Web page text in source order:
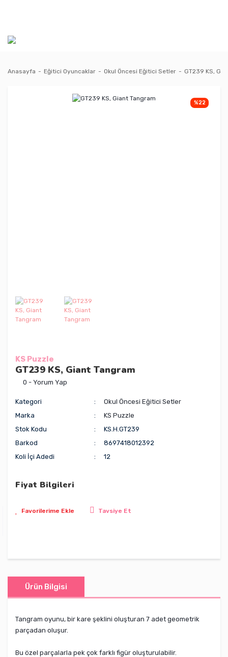
Anasayfa Eğitici Oyuncaklar Okul Öncesi Eğitici Setler GT239 KS,
%22
KS Puzzle
GT239 KS, Giant Tangram
0 - Yorum Yap
Kategori
Okul Öncesi Eğitici Setler
Marka
KS Puzzle
Stok Kodu
KS.H.GT239
Barkod
8697418012392
Koli İçi Adedi
12
Fiyat Bilgileri
Tavsiye Et
Ürün Bilgisi
Tangram oyunu, bir kare şeklini oluşturan 7 adet geometrik
parçadan oluşur.
Bu özel parçalarla pek çok farklı figür oluşturulabilir.